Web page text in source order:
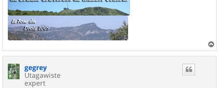
a
gegrey
Utagawiste
expert